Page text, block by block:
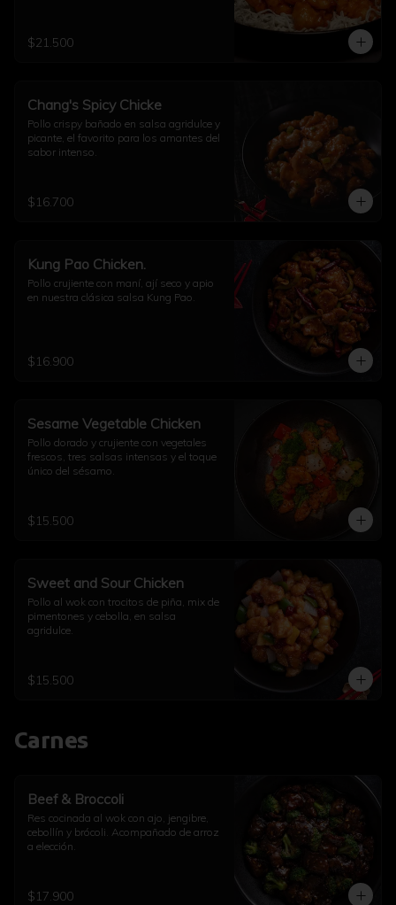
$21.500
Chang's Spicy Chicke
Pollo crispy bañado en salsa agridulce y
picante, el favorito para los amantes del
sabor intenso.
$16.700
Kung Pao Chicken.
Pollo crujiente con maní, ají seco y apio
en nuestra clásica salsa Kung Pao.
$16.900
Sesame Vegetable Chicken
Pollo dorado y crujiente con vegetales
frescos, tres salsas intensas y el toque
único del sésamo.
$15.500
Sweet and Sour Chicken
Pollo al wok con trocitos de piña, mix de
pimentones y cebolla, en salsa
agridulce.
$15.500
Carnes
Beef & Broccoli
Res cocinada al wok con ajo, jengibre,
cebollín y brócoli. Acompañado de arroz
a elección.
$17.900